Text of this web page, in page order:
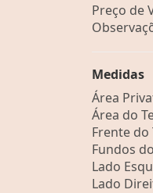
Preço de
Medidas
Área
Área do
Frente
Fundos
Lado
Lado